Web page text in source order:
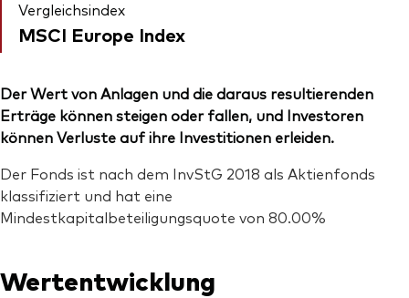
Vergleichsindex
MSCI Europe Index
Der Wert von Anlagen und die daraus resultierenden
Erträge können steigen oder fallen, und Investoren
können Verluste auf ihre Investitionen erleiden.
Der Fonds ist nach dem InvStG 2018 als Aktienfonds
klassifiziert und hat eine
Mindestkapitalbeteiligungsquote von 80.00%
Wertentwicklung